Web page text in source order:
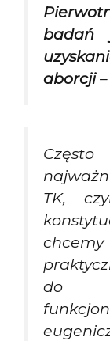
badań
aborcji
TK,
do